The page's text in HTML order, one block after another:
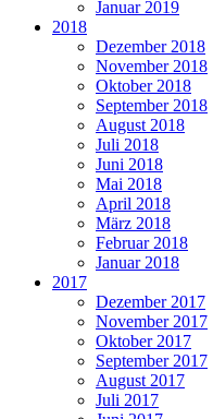
Januar 2019
2018
Dezember 2018
November 2018
Oktober 2018
September 2018
August 2018
Juli 2018
Juni 2018
Mai 2018
April 2018
März 2018
Februar 2018
Januar 2018
2017
Dezember 2017
November 2017
Oktober 2017
September 2017
August 2017
Juli 2017